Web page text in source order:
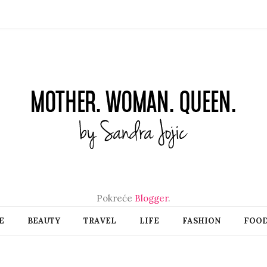
Pokreće Blogger.
BEAUTY TRAVEL LIFE FASHION